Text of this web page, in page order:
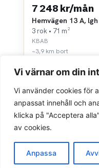
Vi värnar om din
Vi använder cookies för
anpassat innehåll och
klicka på "Acceptera
av cookies.
Anpassa
7 248 kr/mån
Hemvägen 13 A,
3 rok • 71 m²
KBAB
~3,9 km bort
©